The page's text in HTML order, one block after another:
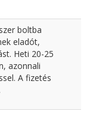
boltba
eladót,
Heti 20-25
azonnali
A fizetés